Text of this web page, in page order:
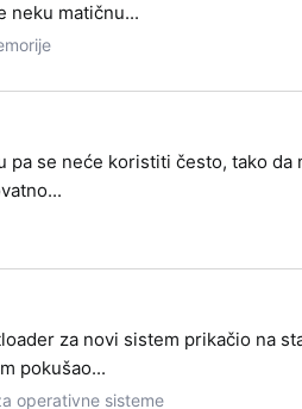
neku matičnu...
se neće koristiti često, tako da
za novi sistem prikačio na
pokušao...
operativne sisteme